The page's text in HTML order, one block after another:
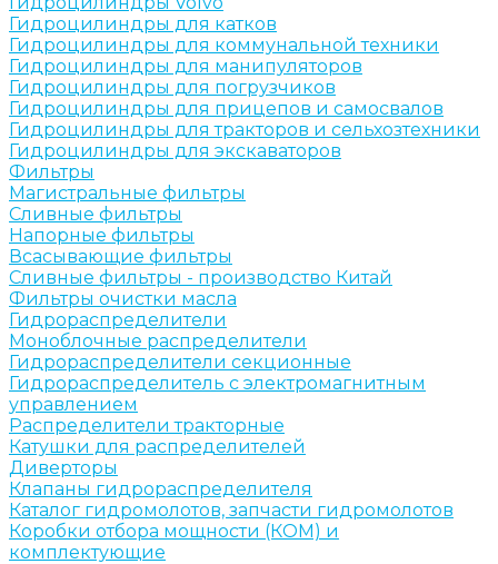
Гидроцилиндры для катков
Гидроцилиндры для коммунальной техники
Гидроцилиндры для манипуляторов
Гидроцилиндры для погрузчиков
Гидроцилиндры для прицепов и самосвалов
Гидроцилиндры для тракторов и сельхозтехники
Гидроцилиндры для экскаваторов
Фильтры
Магистральные фильтры
Сливные фильтры
Напорные фильтры
Всасывающие фильтры
Сливные фильтры - производство Китай
Фильтры очистки масла
Гидрораспределители
Моноблочные распределители
Гидрораспределители секционные
Гидрораспределитель с электромагнитным
управлением
Распределители тракторные
Катушки для распределителей
Диверторы
Клапаны гидрораспределителя
Каталог гидромолотов, запчасти гидромолотов
Коробки отбора мощности (КОМ) и
комплектующие